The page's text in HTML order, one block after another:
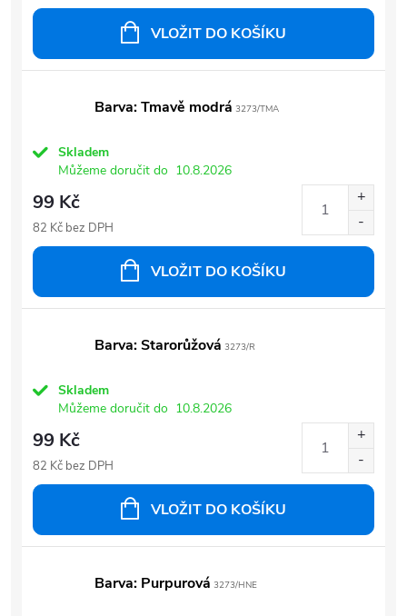
VLOŽIT DO KOŠÍKU
Barva: Tmavě modrá 3273/TMA
Skladem
Můžeme doručit do 10.8.2026
99 Kč
82 Kč bez DPH
VLOŽIT DO KOŠÍKU
Barva: Starorůžová 3273/R
Skladem
Můžeme doručit do 10.8.2026
99 Kč
82 Kč bez DPH
VLOŽIT DO KOŠÍKU
Barva: Purpurová 3273/HNE